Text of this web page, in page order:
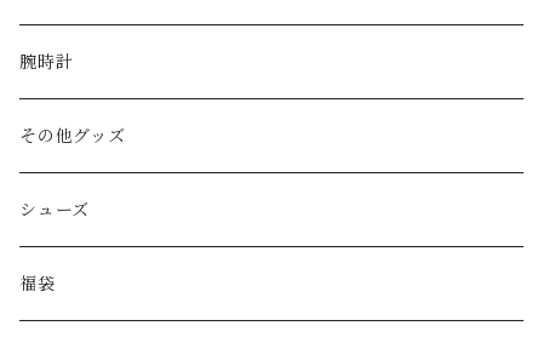
Yves Saint Laurent
GAULTIER
HYSTERIC GLAMOUR
BALENCIAGA
リュック
その他バッグ
ベルト
財布
キーケース
ポーチ
ネックレス
ブレスレット
リング
その他アクセサリー
腕時計
その他グッズ
シューズ
福袋